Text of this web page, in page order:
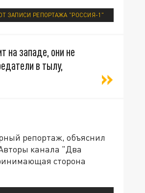
ЗАПИСИ РЕПОРТАЖА "РОССИЯ-1"
на западе, они не
в тылу,
репортаж, объяснил
канала "Два
сторона